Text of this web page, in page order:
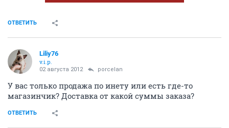
ОТВЕТИТЬ
Liliy76
v.i.p.
02 августа 2012 porcelan
У вас только продажа по инету или есть где-то
магазинчик? Доставка от какой суммы заказа?
ОТВЕТИТЬ